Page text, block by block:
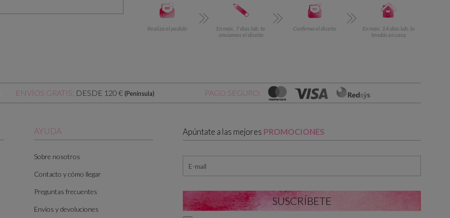
Realiza el pedido
En máx. 7 días lab. te
enviamos el diseño
Confirma el diseño
En máx. 14 días lab. lo
tendás en casa
ENVÍOS GRATIS: DESDE 120 € (Península) PAGO SEGURO:
AYUDA
Sobre nosotros
Contacto y cómo llegar
Preguntas frecuentes
Envíos y devoluciones
Apúntate a las mejores PROMOCIONES